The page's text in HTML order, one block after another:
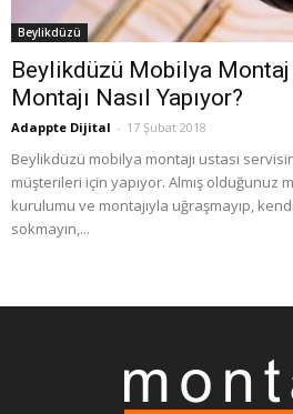
Beylikdüzü
Beylikdüzü Mobilya Montaj
Montajı Nasıl Yapıyor?
Adappte Dijital - 17 Şubat 2018
Beylikdüzü mobilya montajı ustası
müşterileri için yapıyor. Almış olduğunuz
kurulumu ve montajıyla uğraşmayıp,
sokmayın,...